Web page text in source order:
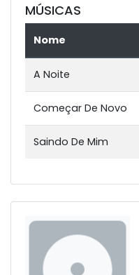
MÚSICAS
Nome
A Noite
Começar De Novo
Saindo De Mim